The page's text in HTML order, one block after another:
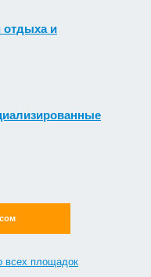
отдыха и